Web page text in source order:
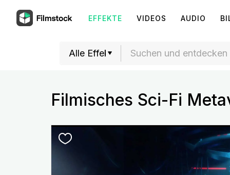
EFFEKTE VIDEOS AUDIO
Filmisches Sci-Fi